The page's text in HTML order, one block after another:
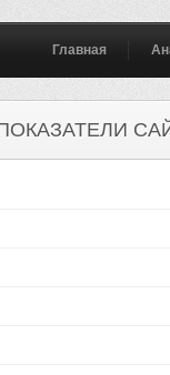
Главная